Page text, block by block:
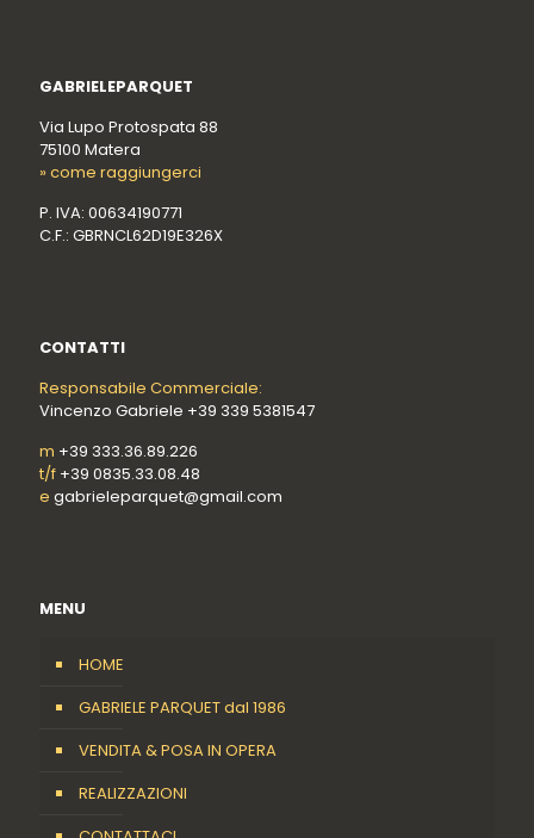
GABRIELEPARQUET
Via Lupo Protospata 88
75100 Matera
» come raggiungerci
P. IVA: 00634190771
C.F.: GBRNCL62D19E326X
CONTATTI
Responsabile Commerciale:
Vincenzo Gabriele +39 339 5381547
m +39 333.36.89.226
t/f +39 0835.33.08.48
e gabrieleparquet@gmail.com
MENU
HOME
GABRIELE PARQUET dal 1986
VENDITA & POSA IN OPERA
REALIZZAZIONI